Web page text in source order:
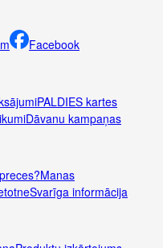
Facebook
PALDIES kartes
Dāvanu kampaņas
Manas
Svarīga informācija